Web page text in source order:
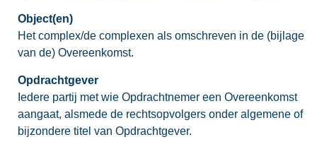
Object(en)
Het complex/de complexen als omschreven in de (bijlage
van de) Overeenkomst.
Opdrachtgever
Iedere partij met wie Opdrachtnemer een Overeenkomst
aangaat, alsmede de rechtsopvolgers onder algemene of
bijzondere titel van Opdrachtgever.